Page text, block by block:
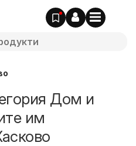
Дом и
им